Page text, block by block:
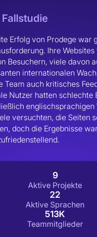
Erfolg von Prodege war
Ihre
Besuchern, viele davon
internationalen
Team auch kritisches
Nutzer hatten schlechte
englischsprachigen
versuchten, die Seiten
doch die Ergebnisse
9
Aktive Projekte
22
Aktive Sprachen
513K
Teammitglieder